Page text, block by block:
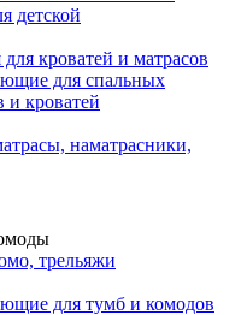
детской
кроватей и матрасов
для спальных
и кроватей
наматрасники,
трельяжи
для тумб и комодов